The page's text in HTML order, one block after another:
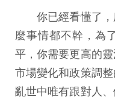
你已經看懂了，
麼事情都不幹，為
平，你需要更高的
市場變化和政策調
亂世中唯有跟對人